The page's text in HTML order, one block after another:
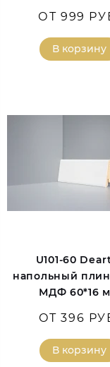
ОТ 999
В корзину
U101-60
напольный
МДФ 60*16
ОТ 396
В корзину